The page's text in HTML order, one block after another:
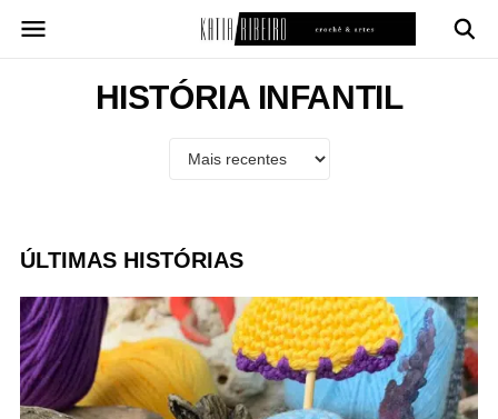
para
HISTÓRIA INFANTIL
ÚLTIMAS HISTÓRIAS